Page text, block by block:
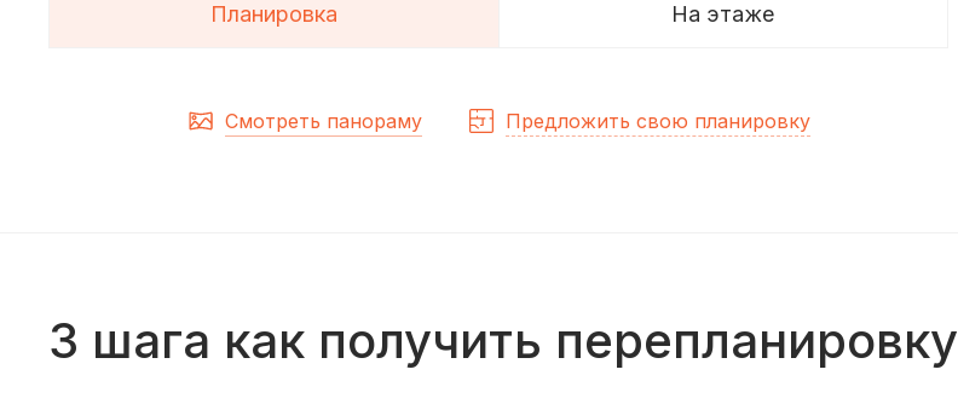
Планировка На этаже
Смотреть панораму Предложить свою планировку
3 шага как получить перепланировку